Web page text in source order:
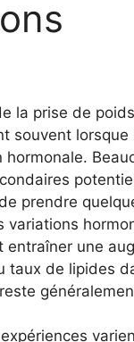
la prise de
souvent lorsque
prendre
variations
entraîner une
taux de lipides